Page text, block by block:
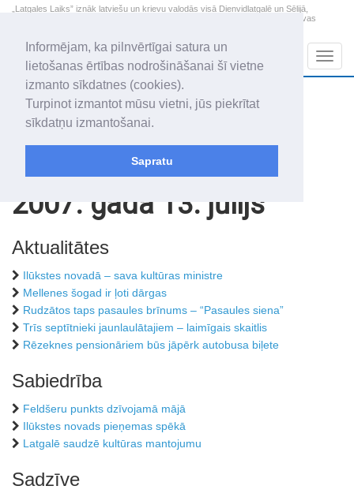
Informējam, ka pilnvērtīgai satura un
lietošanas ērtības nodrošināšanai šī vietne
izmanto sīkdatnes (cookies).
Turpinot izmantot mūsu vietni, jūs piekrītat
sīkdatņu izmantošanai.
Sapratu
„Latgales Laiks” iznāk latviešu un krievu valodās visā Dienvidlatgalē un Sēlijā,
„Latgales Laiks” latviešu valodā aptver Daugavpils valstspilsētu, Augšdaugavas
2026. gada 7. augusts
Piektdiena
Alfrēds, Fredis, Madars
+21.7
2007. gada 13. jūlijs
Aktualitātes
Ilūkstes novadā – sava kultūras ministre
Mellenes šogad ir ļoti dārgas
Rudzātos taps pasaules brīnums – “Pasaules siena”
Trīs septītnieki jaunlaulātajiem – laimīgais skaitlis
Rēzeknes pensionāriem būs jāpērk autobusa biļete
Sabiedrība
Feldšeru punkts dzīvojamā mājā
Ilūkstes novads pieņemas spēkā
Latgalē saudzē kultūras mantojumu
Sadzīve